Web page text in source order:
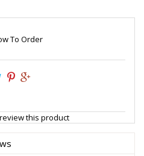
To Order
this product